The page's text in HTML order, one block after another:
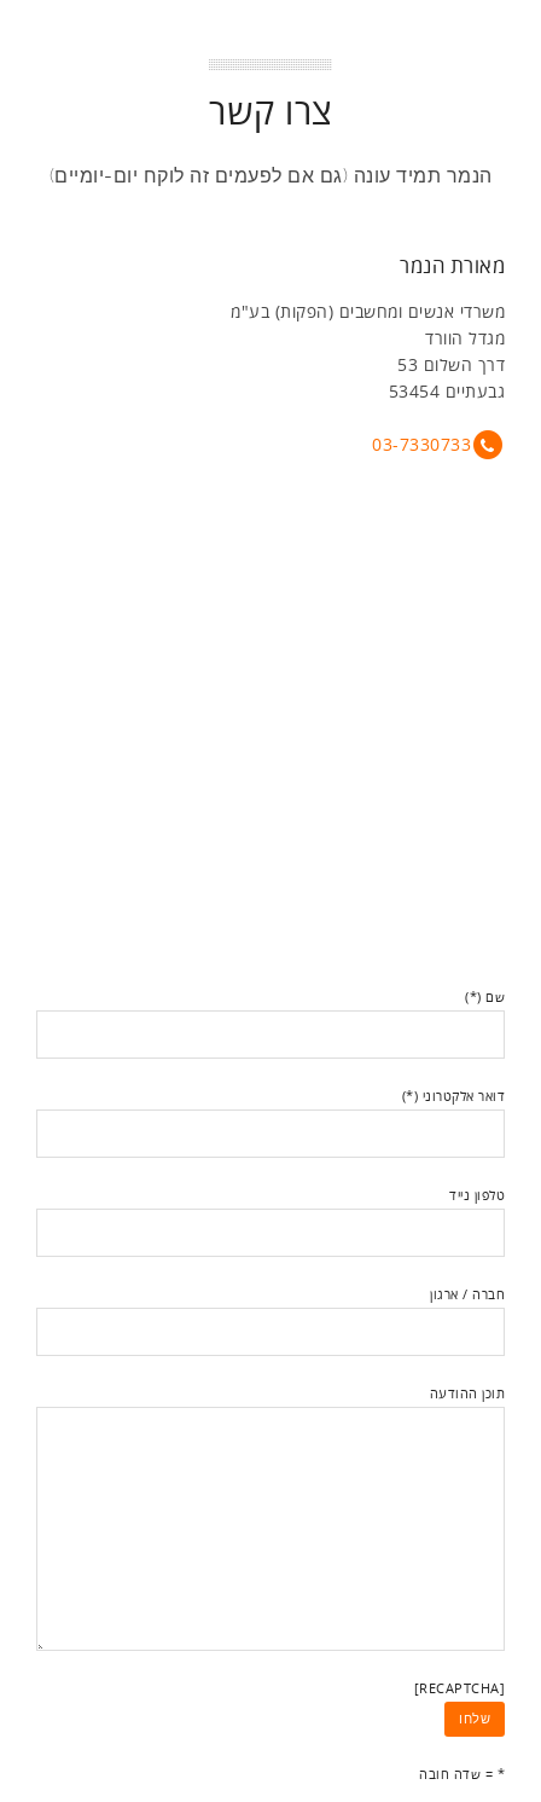
צרו קשר
הנמר תמיד עונה (גם אם לפעמים זה לוקח יום-יומיים)
מאורת הנמר
משרדי אנשים ומחשבים (הפקות) בע"מ
מגדל הוורד
דרך השלום 53
גבעתיים 53454
03-7330733
שם (*)
דואר אלקטרוני (*)
טלפון נייד
חברה / ארגון
תוכן ההודעה
[RECAPTCHA]
* = שדה חובה